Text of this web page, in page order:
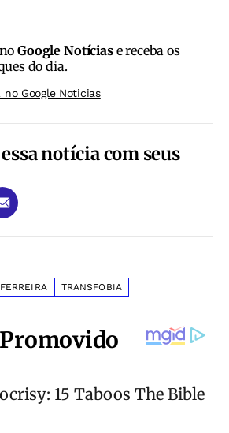
noGoogle Notíciase receba os
do dia.
no Google Noticias
notícia com seus
TRANSFOBIA